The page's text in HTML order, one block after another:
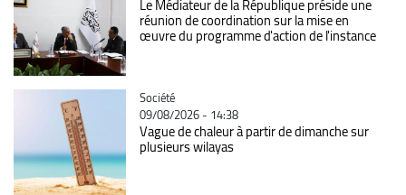
Le Médiateur de la République préside une
réunion de coordination sur la mise en
œuvre du programme d'action de l'instance
Catégorie
Société
09/08/2026 - 14:38
Vague de chaleur à partir de dimanche sur
plusieurs wilayas